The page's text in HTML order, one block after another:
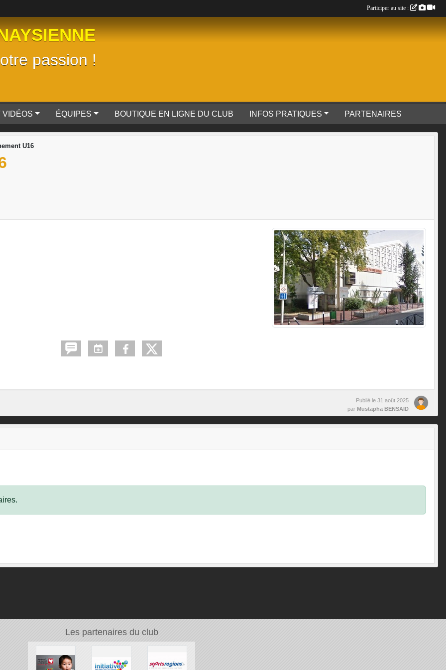
passion !
VIDÉOS ÉQUIPES BOUTIQUE EN LIGNE DU CLUB INFOS PRATIQUES PARTENAIRES
U16
Publié le 31 août 2025
par Mustapha BENSAID
Les partenaires du club
Participer au site :